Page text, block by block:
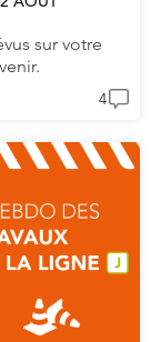
sur votre
4